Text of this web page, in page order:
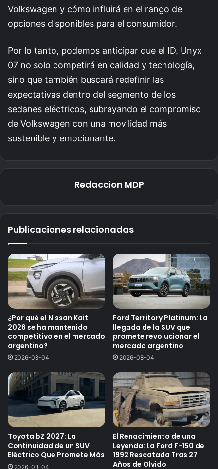
Volkswagen y cómo influirá en el rango de
opciones disponibles para el consumidor.
Por lo tanto, podemos anticipar que el ID. Unyx
07 no solo competirá en calidad y tecnología,
sino que también buscará redefinir las
expectativas dentro del segmento de los
sedanes eléctricos, subrayando el compromiso
de Volkswagen con una movilidad más
sostenible y emocionante.
Redaccion MDP
Publicaciones relacionadas
¿Por qué el Nissan Kait
2026 se ha mantenido
competitivo en el mercado
argentino?
2026-08-04
Ford Territory Platinum: La
llegada de la SUV que
promete revolucionar el
mercado argentino
2026-08-04
Toyota bZ 2027: La
Continuidad de un SUV
Eléctrico Que Promete Más
2026-08-04
El Renacimiento de una
Leyenda: La Ford F-150 de
1992 Rescatada Tras 27
Años de Olvido